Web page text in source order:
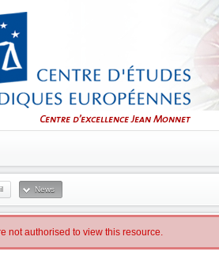
News
not authorised to view this resource.